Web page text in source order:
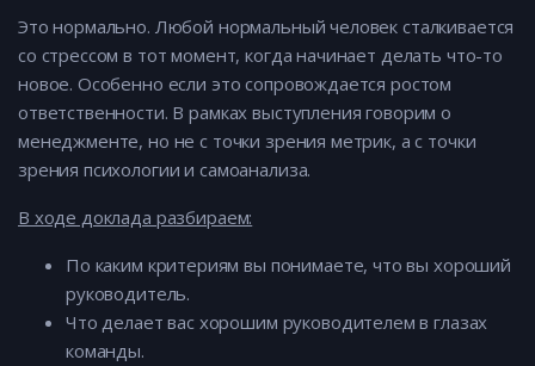
Это нормально. Любой нормальный человек сталкивается
со стрессом в тот момент, когда начинает делать что-то
новое. Особенно если это сопровождается ростом
ответственности. В рамках выступления говорим о
менеджменте, но не с точки зрения метрик, а с точки
зрения психологии и самоанализа.
В ходе доклада разбираем:
По каким критериям вы понимаете, что вы хороший
руководитель.
Что делает вас хорошим руководителем в глазах
команды.